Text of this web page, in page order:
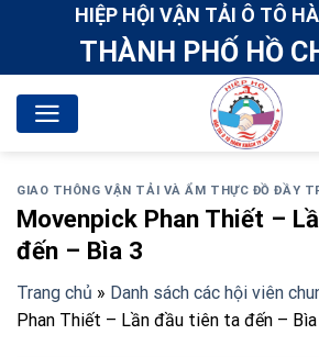
HIỆP HỘI VẬN TẢI Ô TÔ
THÀNH PHỐ HỒ
GIAO THÔNG VẬN TẢI VÀ ẨM THỰC ĐỒ ĐẦY
Movenpick Phan Thiết –
đến – Bìa 3
Trang chủ » Danh sách các hội viên
Phan Thiết – Lần đầu tiên ta đến – Bìa